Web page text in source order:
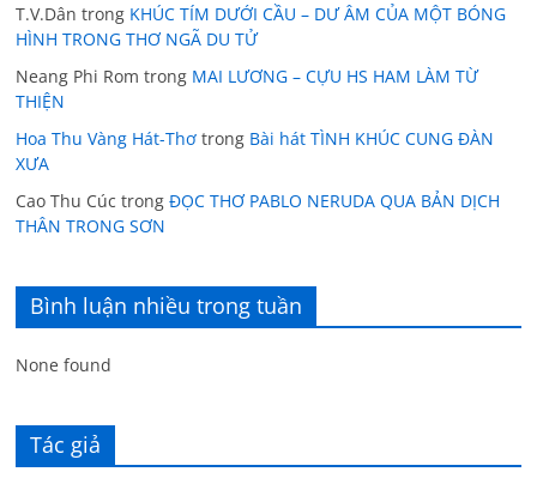
T.V.Dân trong KHÚC TÍM DƯỚI CẦU – DƯ ÂM CỦA MỘT BÓNG
HÌNH TRONG THƠ NGÃ DU TỬ
Neang Phi Rom trong MAI LƯƠNG – CỰU HS HAM LÀM TỪ
THIỆN
Hoa Thu Vàng Hát-Thơ trong Bài hát TÌNH KHÚC CUNG ĐÀN
XƯA
Cao Thu Cúc trongĐỌC THƠ PABLO NERUDA QUA BẢN DỊCH
THÂN TRONG SƠN
Bình luận nhiều trong tuần
None found
Tác giả